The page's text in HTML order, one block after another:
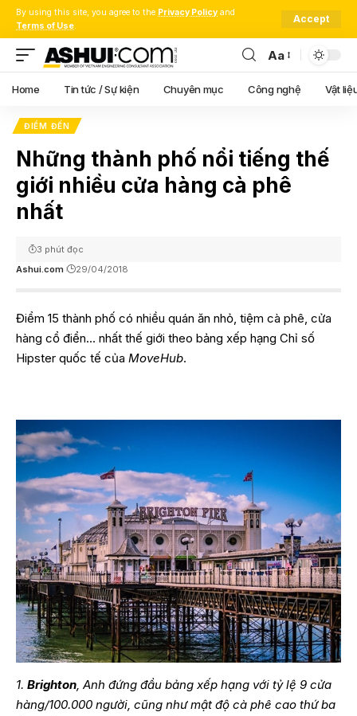
By using this site, you agree to the Privacy Policy and
Terms of Use.
Accept
Font
Resizer
Aa
Home Tin tức / Sự kiện Chuyên mục Công nghệ Vật
ĐIỂM ĐẾN
Những thành phố nổi tiếng thế
giới nhiều cửa hàng cà phê
nhất
Ashui.com 29/04/2018
3 phút đọc
Điểm 15 thành phố có nhiều quán ăn nhỏ, tiệm cà phê, cửa
hàng cổ điển… nhất thế giới theo bảng xếp hạng Chỉ số
Hipster quốc tế của MoveHub.
1. Brighton, Anh đứng đầu bảng xếp hạng với tỷ lệ 9 cửa
hàng/100.000 người, cũng như mật độ cà phê cao thứ ba